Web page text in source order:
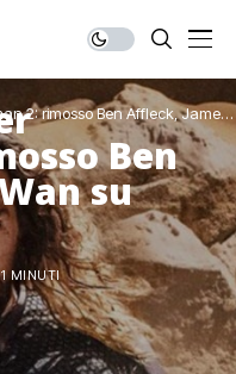
2: rimosso Ben Affleck, James
Ben
su
1 MINUTI